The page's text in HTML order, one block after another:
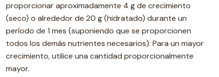
proporcionar aproximadamente 4 g de crecimiento
(seco) o alrededor de 20 g (hidratado) durante un
período de 1 mes (suponiendo que se proporcionen
todos los demás nutrientes necesarios). Para un mayor
crecimiento, utilice una cantidad proporcionalmente
mayor.